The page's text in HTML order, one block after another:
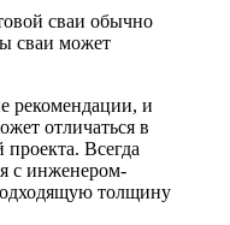
сваи обычно
сваи может
рекомендации, и
отличаться в
Всегда
с инженером-
толщину